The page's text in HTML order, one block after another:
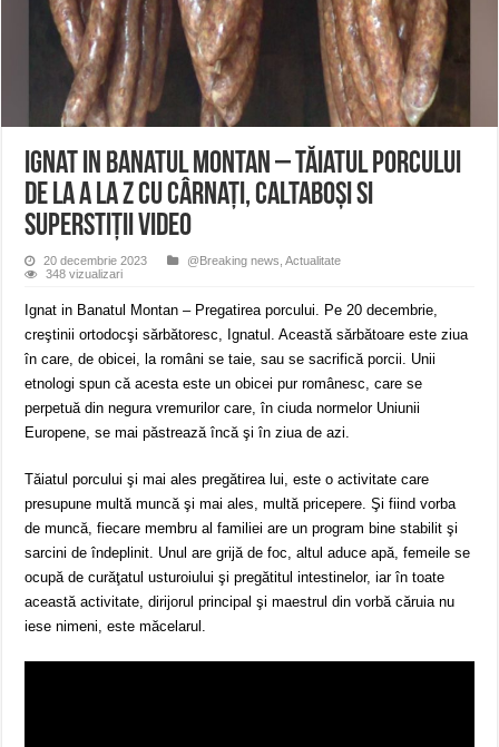
ANUNŢ OPRIRE APĂ în CARANSEBEȘ avarie
ANUNȚ OPRIRE APĂ în Reșița, cartier Țerova – avarie – 04.08.2026
Ignat in Banatul Montan – Tăiatul porcului
de la A la Z cu cârnați, caltaboși si
superstiții VIDEO
20 decembrie 2023 @Breaking news ,Actualitate
348 vizualizari
Ignat in Banatul Montan – Pregatirea porcului. Pe 20 decembrie,
creştinii ortodocşi sărbătoresc, Ignatul. Această sărbătoare este ziua
în care, de obicei, la români se taie, sau se sacrifică porcii. Unii
etnologi spun că acesta este un obicei pur românesc, care se
perpetuă din negura vremurilor care, în ciuda normelor Uniunii
Europene, se mai păstrează încă şi în ziua de azi.
Tăiatul porcului şi mai ales pregătirea lui, este o activitate care
presupune multă muncă şi mai ales, multă pricepere. Şi fiind vorba
de muncă, fiecare membru al familiei are un program bine stabilit şi
sarcini de îndeplinit. Unul are grijă de foc, altul aduce apă, femeile se
ocupă de curăţatul usturoiului şi pregătitul intestinelor, iar în toate
această activitate, dirijorul principal şi maestrul din vorbă căruia nu
iese nimeni, este măcelarul.